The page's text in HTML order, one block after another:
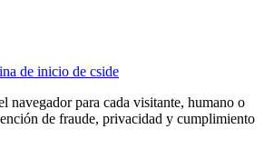
de inicio de cside
navegador para cada visitante, humano o
de fraude, privacidad y cumplimiento